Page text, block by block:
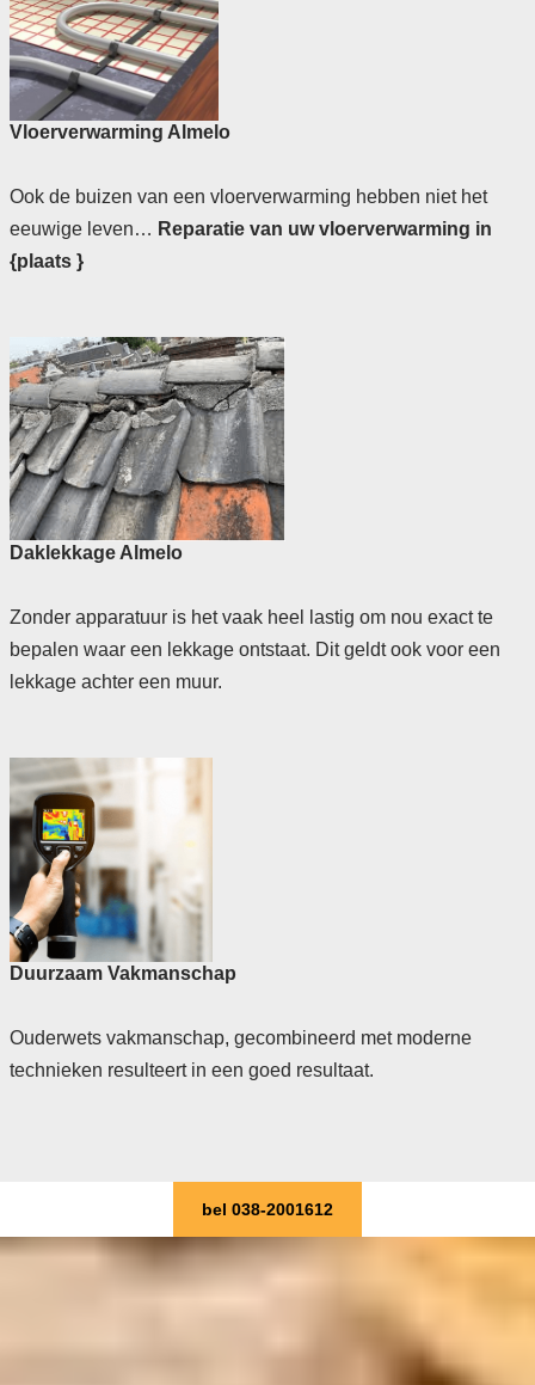
Vloerverwarming Almelo
Ook de buizen van een vloerverwarming hebben niet het
eeuwige leven… Reparatie van uw vloerverwarming in
{plaats }
Daklekkage Almelo
Zonder apparatuur is het vaak heel lastig om nou exact te
bepalen waar een lekkage ontstaat. Dit geldt ook voor een
lekkage achter een muur.
Duurzaam Vakmanschap
Ouderwets vakmanschap, gecombineerd met moderne
technieken resulteert in een goed resultaat.
bel 038-2001612